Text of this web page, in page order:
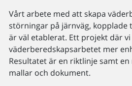
Vårt arbete med att skapa
störningar på järnväg, kopplade
är väl etablerat. Ett projekt där
väderberedskapsarbetet mer
Resultatet är en riktlinje samt
mallar och dokument.